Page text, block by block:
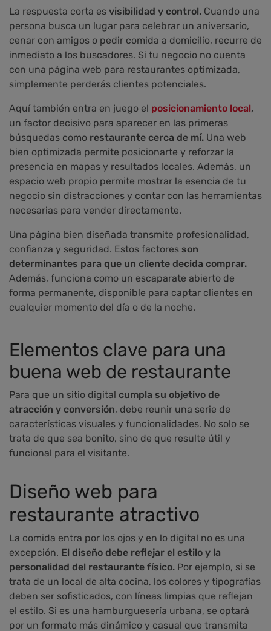
La respuesta corta es visibilidad y control. Cuando una
persona busca un lugar para celebrar un aniversario,
cenar con amigos o pedir comida a domicilio, recurre de
inmediato a los buscadores. Si tu negocio no cuenta
con una página web para restaurantes optimizada,
simplemente perderás clientes potenciales.
Aquí también entra en juego el posicionamiento local,
un factor decisivo para aparecer en las primeras
búsquedas como restaurante cerca de mí. Una web
bien optimizada permite posicionarte y reforzar la
presencia en mapas y resultados locales. Además, un
espacio web propio permite mostrar la esencia de tu
negocio sin distracciones y contar con las herramientas
necesarias para vender directamente.
Una página bien diseñada transmite profesionalidad,
confianza y seguridad. Estos factores son
determinantes para que un cliente decida comprar.
Además, funciona como un escaparate abierto de
forma permanente, disponible para captar clientes en
cualquier momento del día o de la noche.
Elementos clave para una
buena web de restaurante
Para que un sitio digital cumpla su objetivo de
atracción y conversión, debe reunir una serie de
características visuales y funcionalidades. No solo se
trata de que sea bonito, sino de que resulte útil y
funcional para el visitante.
Diseño web para
restaurante atractivo
La comida entra por los ojos y en lo digital no es una
excepción. El diseño debe reflejar el estilo y la
personalidad del restaurante físico. Por ejemplo, si se
trata de un local de alta cocina, los colores y tipografías
deben ser sofisticados, con líneas limpias que reflejan
el estilo. Si es una hamburguesería urbana, se optará
por un formato más dinámico y casual que transmita